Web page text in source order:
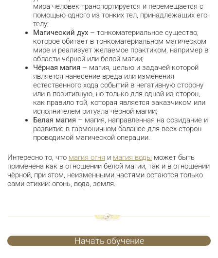
мира человек транспортируется и перемещается с
помощью одного из тонких тел, принадлежащих его
телу;
Магический дух – тонкоматериальное существо,
которое обитает в тонкоматериальном магическом
мире и реализует желаемое практиком, например в
области чёрной или белой магии;
Чёрная магия – магия, целью и задачей которой
является нанесение вреда или изменения
естественного хода событий в негативную сторону
или в позитивную, но только для одной из сторон,
как правило той, которая является заказчиком или
исполнителем ритуала чёрной магии;
Белая магия – магия, направленная на созидание и
развитие в гармоничном балансе для всех сторон
проводимой магической операции.
Интересно то, что магия огня и магия воды может быть
применена как в отношении белой магии, так и в отношении
чёрной, при этом, неизменными частями остаются только
сами стихии: огонь, вода, земля.
Начать обучение